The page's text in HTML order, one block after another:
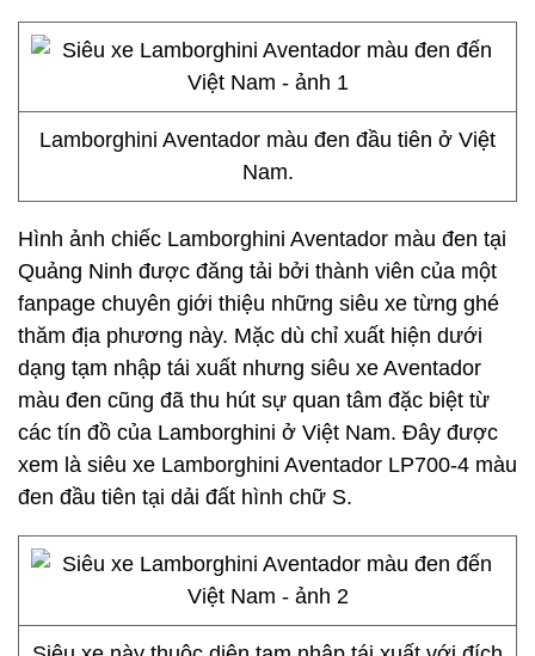
Lamborghini Aventador màu đen đầu tiên ở Việt
Nam.
Hình ảnh chiếc Lamborghini Aventador màu đen tại
Quảng Ninh được đăng tải bởi thành viên của một
fanpage chuyên giới thiệu những siêu xe từng ghé
thăm địa phương này. Mặc dù chỉ xuất hiện dưới
dạng tạm nhập tái xuất nhưng siêu xe Aventador
màu đen cũng đã thu hút sự quan tâm đặc biệt từ
các tín đồ của Lamborghini ở Việt Nam. Đây được
xem là siêu xe Lamborghini Aventador LP700-4 màu
đen đầu tiên tại dải đất hình chữ S.